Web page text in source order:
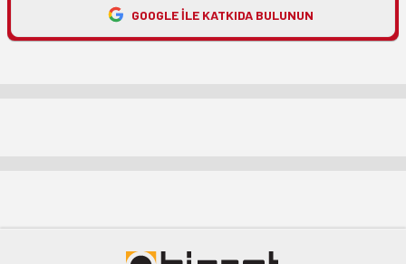
GOOGLE ILE KATKIDA BULUNUN